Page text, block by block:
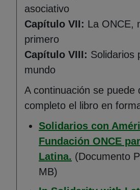
asociativo
Capítulo VII: La ONCE,
primero
Capítulo VIII: Solidarios
mundo
A continuación se puede
completo el libro en
Solidarios con
Fundación ONCE
Latina. (Abre en
(Documento
MB)